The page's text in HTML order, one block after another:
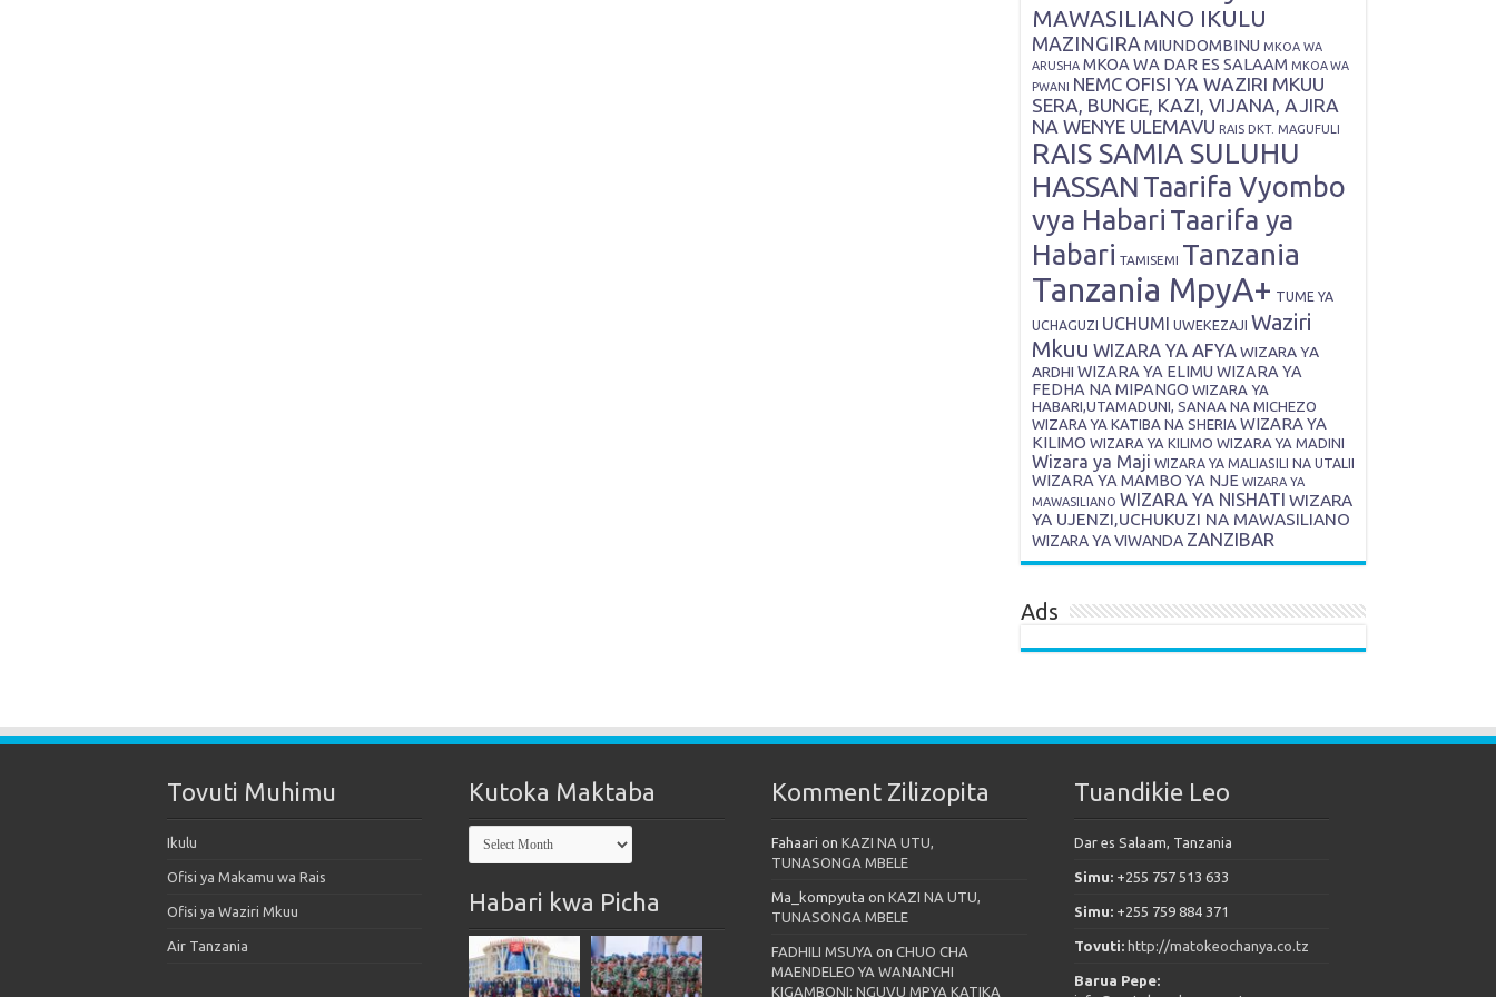
MAWASILIANO IKULU
MAZINGIRAMIUNDOMBINU MKOA WA
ARUSHA MKOA WA DAR ES SALAAM MKOA WA
PWANI NEMC OFISI YA WAZIRI MKUU
SERA, BUNGE, KAZI, VIJANA, AJIRA
NA WENYE ULEMAVU RAIS DKT. MAGUFULI
RAIS SAMIA SULUHU
HASSAN Taarifa Vyombo
vya Habari Taarifa ya
Habari TAMISEMI Tanzania
Tanzania MpyA+ TUME YA
UCHAGUZI UCHUMI UWEKEZAJI Waziri
Mkuu WIZARA YA AFYAWIZARA YA
ARDHI WIZARA YA ELIMU WIZARA YA
FEDHA NA MIPANGO WIZARA YA
HABARI,UTAMADUNI, SANAA NA MICHEZO
WIZARA YA KATIBA NA SHERIA WIZARA YA
KILIMO WIZARA YA KILIMO WIZARA YA MADINI
Wizara ya Maji WIZARA YA MALIASILI NA UTALII
WIZARA YA MAMBO YA NJE WIZARA YA
MAWASILIANO WIZARA YA NISHATI WIZARA
YA UJENZI,UCHUKUZI NA MAWASILIANO
WIZARA YA VIWANDA ZANZIBAR
Ads
Tovuti Muhimu
Ikulu
Ofisi ya Makamu wa Rais
Ofisi ya Waziri Mkuu
Air Tanzania
Kutoka Maktaba
Kutoka
Maktaba
Habari kwa Picha
Komment Zilizopita
Fahaari on KAZI NA UTU,
TUNASONGA MBELE
Ma_kompyuta on KAZI NA UTU,
TUNASONGA MBELE
FADHILI MSUYA on CHUO CHA
MAENDELEO YA WANANCHI
KIGAMBONI: NGUVU MPYA KATIKA
Tuandikie Leo
Dar es Salaam, Tanzania
Simu: +255 757 513 633
Simu: +255 759 884 371
Tovuti: http://matokeochanya.co.tz
Barua Pepe: